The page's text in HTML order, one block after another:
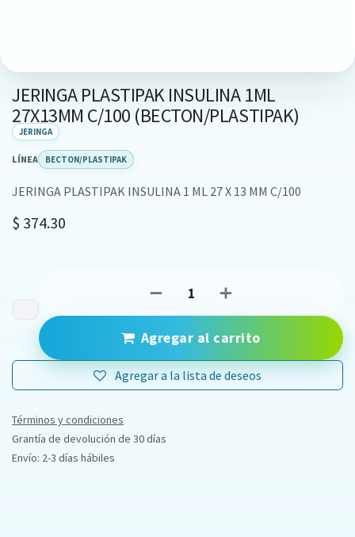
JERINGA PLASTIPAK INSULINA 1ML
27X13MM C/100 (BECTON/PLASTIPAK)
JERINGA
LÍNEA BECTON/PLASTIPAK
JERINGA PLASTIPAK INSULINA 1 ML 27 X 13 MM C/100
$ 374.30
Agregar al carrito
Agregar a la lista de deseos
Términos y condiciones
Grantía de devolución de 30 días
Envío: 2-3 días hábiles